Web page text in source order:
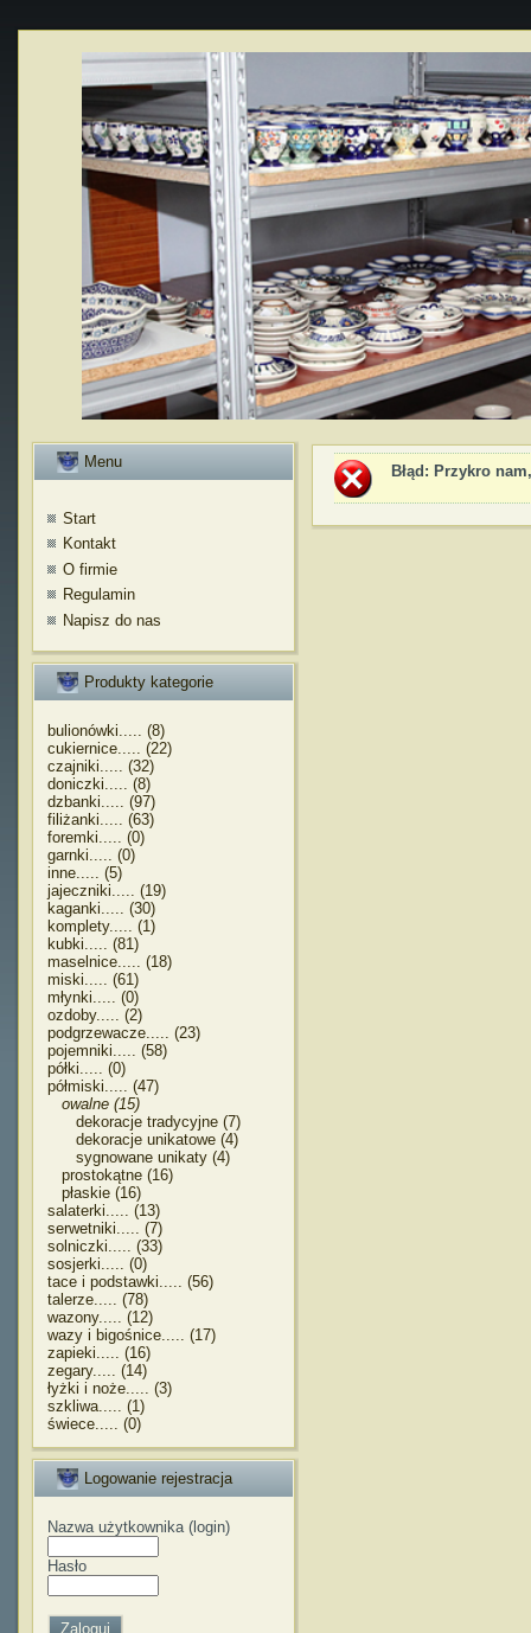
Menu
Start
Kontakt
O firmie
Regulamin
Napisz do nas
Produkty kategorie
bulionówki..... (8)
cukiernice..... (22)
czajniki..... (32)
doniczki..... (8)
dzbanki..... (97)
filiżanki..... (63)
foremki..... (0)
garnki..... (0)
inne..... (5)
jajeczniki..... (19)
kaganki..... (30)
komplety..... (1)
kubki..... (81)
maselnice..... (18)
miski..... (61)
młynki..... (0)
ozdoby..... (2)
podgrzewacze..... (23)
pojemniki..... (58)
półki..... (0)
półmiski..... (47)
owalne (15)
dekoracje tradycyjne (7)
dekoracje unikatowe (4)
sygnowane unikaty (4)
prostokątne (16)
płaskie (16)
salaterki..... (13)
serwetniki..... (7)
solniczki..... (33)
sosjerki..... (0)
tace i podstawki..... (56)
talerze..... (78)
wazony..... (12)
wazy i bigośnice..... (17)
zapieki..... (16)
zegary..... (14)
łyżki i noże..... (3)
szkliwa..... (1)
świece..... (0)
Logowanie rejestracja
Nazwa użytkownika (login)
Hasło
Błąd : Przykro